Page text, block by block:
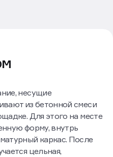
несущие
из бетонной смеси
Для этого на месте
форму, внутрь
каркас. После
цельная,